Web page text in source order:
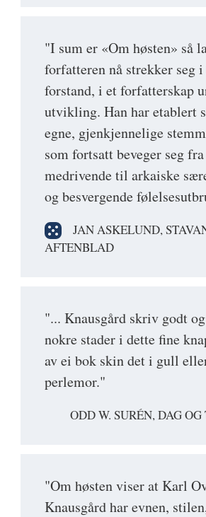
"I sum er «Om høsten» så
forfatteren nå strekker seg
forstand, i et forfatterskap
utvikling. Han har etablert
egne, gjenkjennelige
som fortsatt beveger seg
medrivende til arkaiske
og besvergende
JAN ASKELUND,
AFTENBLAD
"... Knausgård skriv godt
nokre stader i dette fine
av ei bok skin det i gull
perlemor."
ODD W. SURÉN, DAG
"Om høsten viser at Karl
Knausgård har evnen,